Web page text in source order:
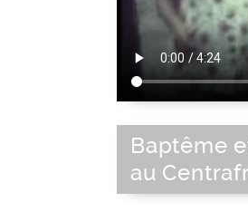
Baptême
au